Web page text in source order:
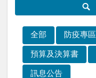
全部 防疫專區
預算及決算書
訊息公告